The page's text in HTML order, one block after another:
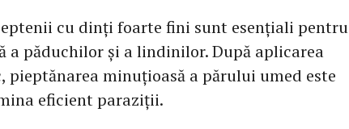
cu dinți foarte fini sunt esențiali pentru
a păduchilor și a lindinilor. După aplicarea
minuțioasă a părului umed este
eficient paraziții.